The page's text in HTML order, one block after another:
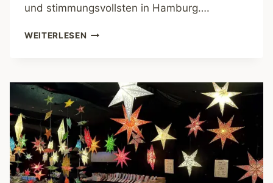
und stimmungsvollsten in Hamburg….
WEITERLESEN RONCALLI
–
TRADITION
TRIFFT
NACHHALTIGKEIT